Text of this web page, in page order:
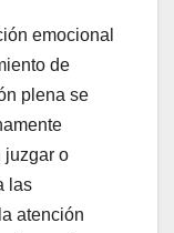
emocional
de
plena se
juzgar o
las
atención